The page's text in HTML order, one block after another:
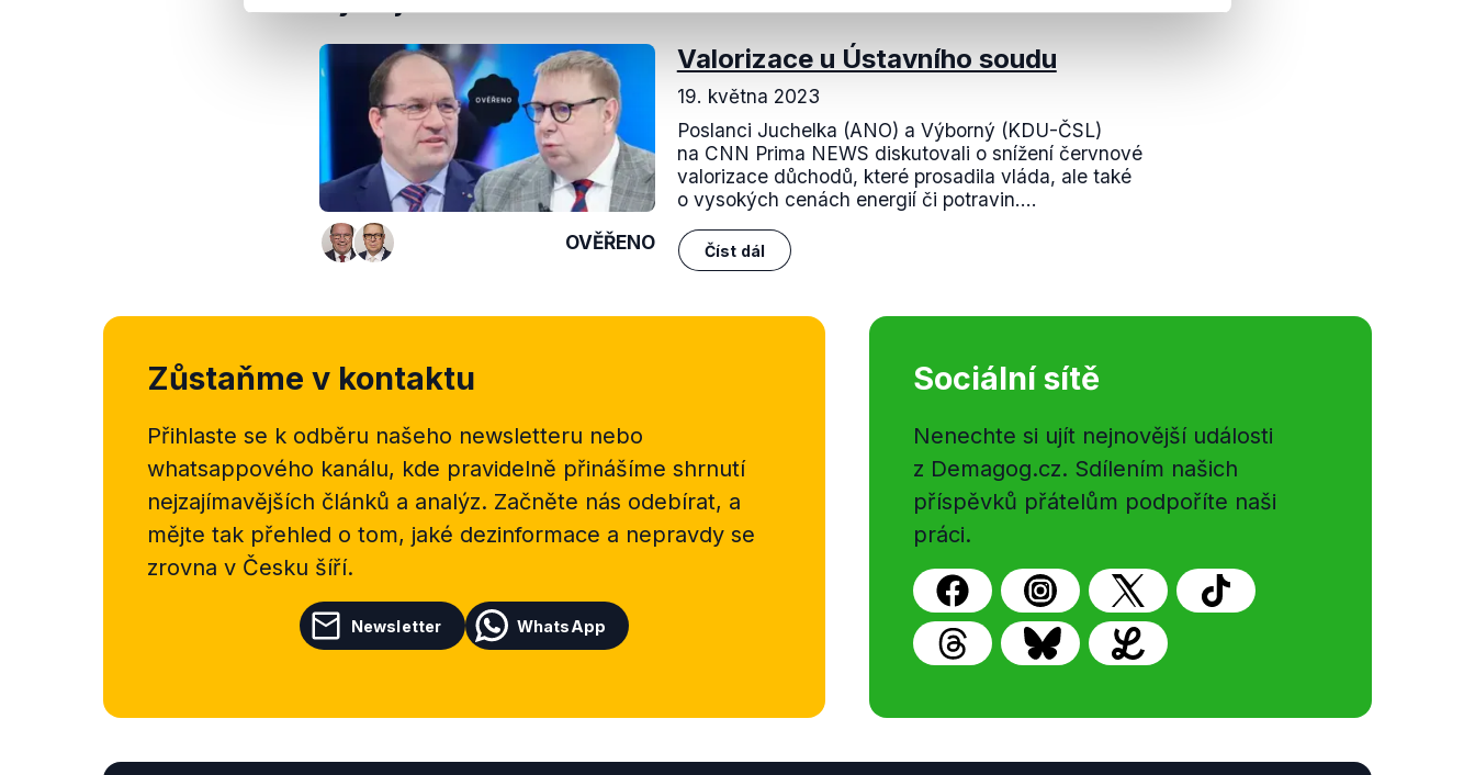
OVĚŘENO
Valorizace u Ústavního soudu
19. května 2023
Poslanci Juchelka (ANO) a Výborný (KDU-ČSL)
na CNN Prima NEWS diskutovali o snížení červnové
valorizace důchodů, které prosadila vláda, ale také
o vysokých cenách energií či potravin....
Číst dál
Zůstaňme v kontaktu
Přihlaste se k odběru našeho newsletteru nebo
whatsappového kanálu, kde pravidelně přinášíme shrnutí
nejzajímavějších článků a analýz. Začněte nás odebírat, a
mějte tak přehled o tom, jaké dezinformace a nepravdy se
zrovna v Česku šíří.
Newsletter WhatsApp
Sociální sítě
Nenechte si ujít nejnovější události
z Demagog.cz. Sdílením našich
příspěvků přátelům podpoříte naši
práci.